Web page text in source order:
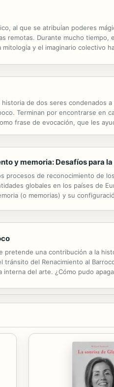
al que se atribuían poderes
remotas. Durante mucho
mitología y el imaginario colectivo
historia de dos seres condenados
Terminan por encontrarse en
frase de evocación, que les
y memoria: Desafíos para
procesos de reconocimiento de
globales en los países de
(o memorias) y su
pretende una contribución a la
tránsito del Renacimiento al
interna del arte. ¿Cómo pudo